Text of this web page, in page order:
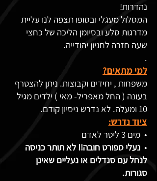
נהדרות!
המסלול מעגלי ובסופו תצפה לנו עליית
מדרגות סלע ובסיומן הליכה של כחצי
שעה חזרה לחניון יהודייה.
.
למי מתאים?
משפחות , יחידים וקבוצות. ניתן להצטרף
בעונה ( החל מאפריל- מאי ) ילדים מגיל
10 ומעלה. לא נדרש ניסיון קודם.
ציוד נדרש:
• מים 3 ליטר לאדם
• נעלי ספורט חובה!! לא תותר כניסה
לנחל עם סנדלים או נעליים שאינן
סגורות.